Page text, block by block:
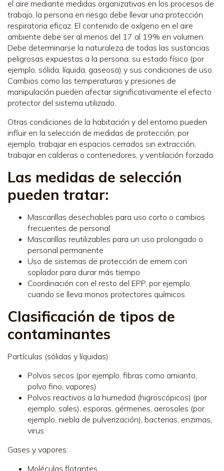
el aire mediante medidas organizativas en los procesos de
trabajo, la persona en riesgo debe llevar una protección
respiratoria eficaz. El contenido de oxígeno en el aire
ambiente debe ser al menos del 17 al 19% en volumen.
Debe determinarse la naturaleza de todas las sustancias
peligrosas expuestas a la persona, su estado físico (por
ejemplo, sólida, líquida, gaseosa) y sus condiciones de uso.
Cambios como las temperaturas y presiones de
manipulación pueden afectar significativamente el efecto
protector del sistema utilizado.
Otras condiciones de la habitación y del entorno pueden
influir en la selección de medidas de protección, por
ejemplo, trabajar en espacios cerrados sin extracción,
trabajar en calderas o contenedores, y ventilación forzada.
Las medidas de selección
pueden tratar:
Mascarillas desechables para uso corto o cambios
frecuentes de personal
Mascarillas reutilizables para un uso prolongado o
personal permanente
Uso de sistemas de protección de emem con
soplador para durar más tiempo
Coordinación con el resto del EPP, por ejemplo,
cuando se lleva monos protectores químicos
Clasificación de tipos de
contaminantes
Partículas (sólidas y líquidas):
Polvos secos (por ejemplo, fibras como amianto,
polvo fino, vapores)
Polvos reactivos a la humedad (higroscópicos) (por
ejemplo, sales), esporas, gérmenes, aerosoles (por
ejemplo, niebla de pulverización), bacterias, enzimas,
virus
Gases y vapores:
Moléculas flotantes